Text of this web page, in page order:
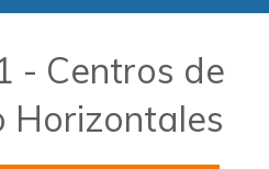
- Centros de
Horizontales